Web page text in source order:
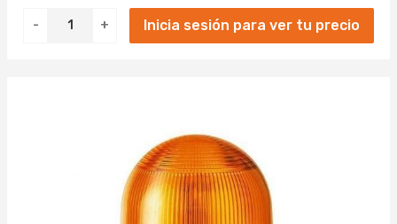
- + Inicia sesión para ver tu precio